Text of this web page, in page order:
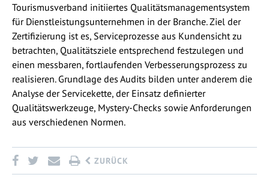
Tourismusverband initiiertes Qualitätsmanagementsystem
für Dienstleistungsunternehmen in der Branche. Ziel der
Zertifizierung ist es, Serviceprozesse aus Kundensicht zu
betrachten, Qualitätsziele entsprechend festzulegen und
einen messbaren, fortlaufenden Verbesserungsprozess zu
realisieren. Grundlage des Audits bilden unter anderem die
Analyse der Servicekette, der Einsatz definierter
Qualitätswerkzeuge, Mystery-Checks sowie Anforderungen
aus verschiedenen Normen.
ZURÜCK